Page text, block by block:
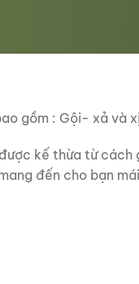
gồm : Gội- xả và
kế thừa từ
đến cho bạn